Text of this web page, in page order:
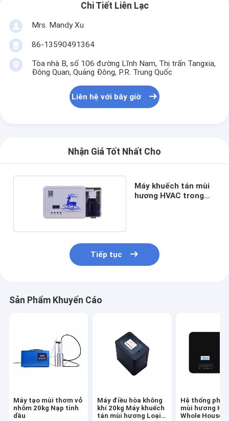
Chi Tiết Liên Lạc
Mrs. Mandy Xu
86-13590491364
Tòa nhà B, số 106 đường Lĩnh Nam, Thị trấn Tangxia,
Đông Quan, Quảng Đông, P.R. Trung Quốc
Liên hệ với bây giờ
Nhận Giá Tốt Nhất Cho
Máy khuếch tán mùi
hương HVAC trong
Tiếp tục
Sản Phẩm Khuyến Cáo
Máy tạo mùi thơm vỏ
nhôm 20kg Nạp tinh
dầu
Máy điều hòa không
khí 20kg Máy khuếch
tán mùi hương Loại
Hệ thống
mùi hương
Whole House,